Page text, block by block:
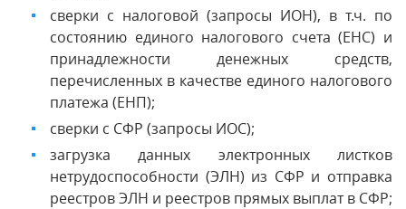
сверки с налоговой (запросы ИОН), в т.ч. по
состоянию единого налогового счета (ЕНС) и
принадлежности денежных средств,
перечисленных в качестве единого налогового
платежа (ЕНП);
сверки с СФР (запросы ИОС);
загрузка данных электронных листков
нетрудоспособности (ЭЛН) из СФР и отправка
реестров ЭЛН и реестров прямых выплат в СФР;